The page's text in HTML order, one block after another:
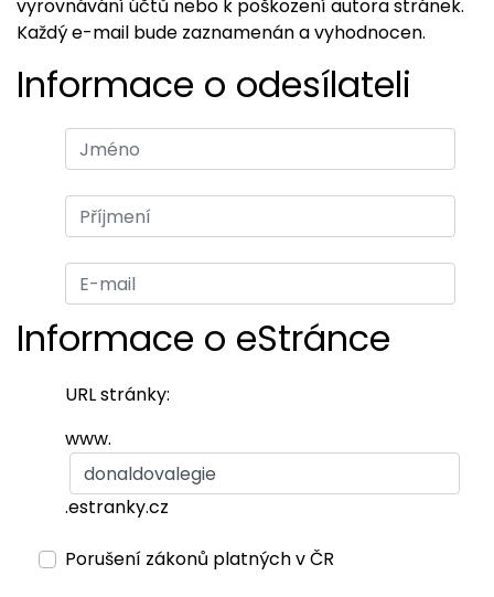
vyrovnávání účtů nebo k poškození autora stránek.
Každý e-mail bude zaznamenán a vyhodnocen.
Informace o odesílateli
Informace o eStránce
URL stránky:
www.
.estranky.cz
Porušení zákonů platných v ČR